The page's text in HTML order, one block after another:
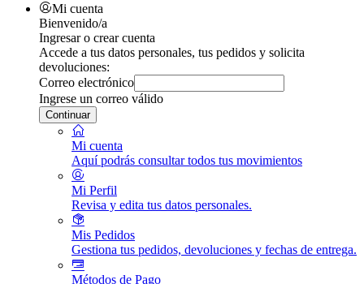
Mi cuenta
Bienvenido/a
Ingresar o crear cuenta
Accede a tus datos personales, tus pedidos y solicita
devoluciones:
Correo electrónico
Ingrese un correo válido
Continuar
Mi cuenta
Aquí podrás consultar todos tus movimientos
Mi Perfil
Revisa y edita tus datos personales.
Mis Pedidos
Gestiona tus pedidos, devoluciones y fechas de entrega.
Métodos de Pago